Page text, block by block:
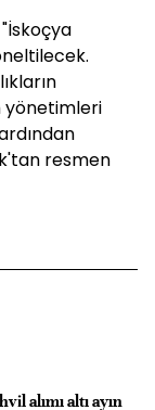
yönetimleri
resmen
alımı altı ayın